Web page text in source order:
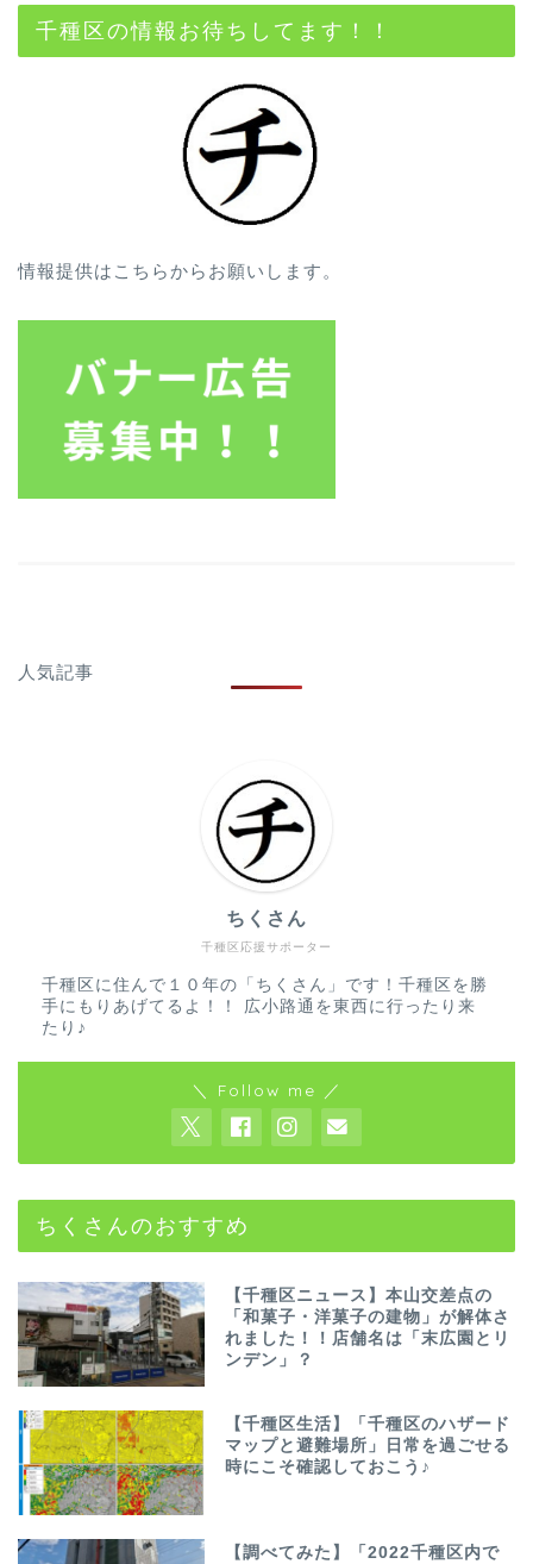
千種区の情報お待ちしてます！！
情報提供はこちらからお願いします。
人気記事
千種区応援サポーター
ちくさん
千種区に住んで１０年の「ちくさん」です！千種区を勝
手にもりあげてるよ！！ 広小路通を東西に行ったり来
たり♪
＼ Follow me ／
ちくさんのおすすめ
【千種区ニュース】本山交差点の
「和菓子・洋菓子の建物」が解体さ
れました！！店舗名は「末広園とリ
ンデン」？
【千種区生活】「千種区のハザード
マップと避難場所」日常を過ごせる
時にこそ確認しておこう♪
【調べてみた】「2022千種区内で